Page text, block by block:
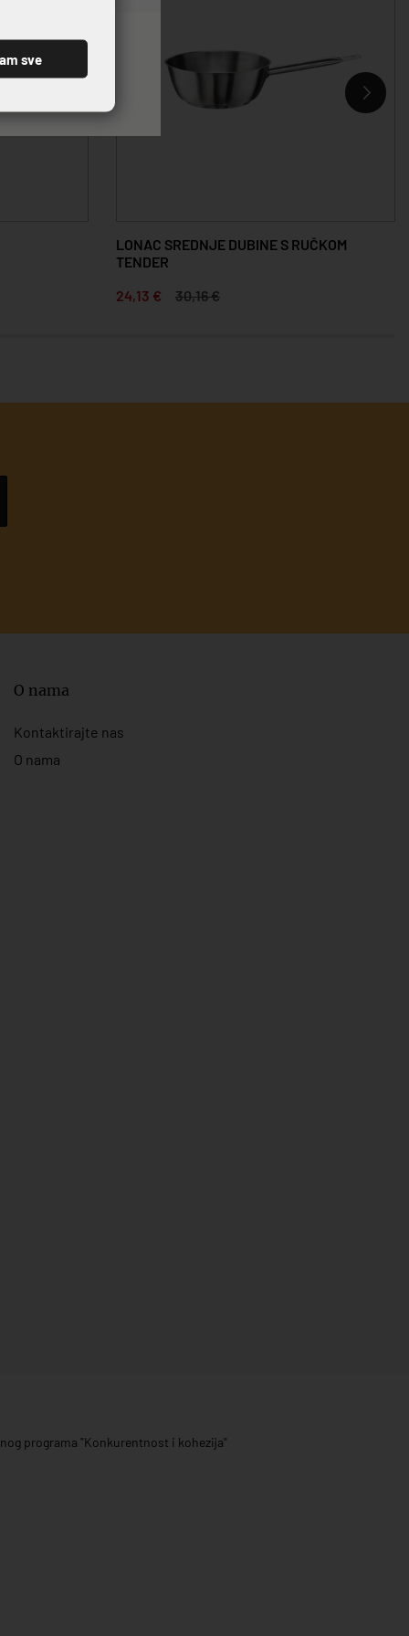
LONAC SREDNJE DUBINE S RUČKOM
TENDER
24,13 €
30,16 €
O nama
Kontaktirajte nas
O nama
programa "Konkurentnost i kohezija"
sve